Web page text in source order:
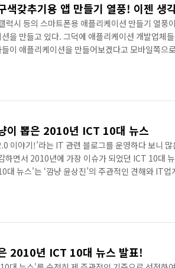
색갖추기용 앱 만들기 열풍! 이젠 생
럭시 등의 스마트폰용 애플리케이션 만들기 열풍
을 만들고 있다. 그덕에 애플리케이션 개발업체
이 애플리케이션을 만들어보겠다고 모바일쪽으
드는 것이 아니라 그냥 구색갖추기 위해서 앱을 만
기 바란다. 정말 한심해서 어이가 없는 실정이다
이 뽑은 2010년 ICT 10대 뉴스
이야기!’라는 IT 관련 블로그를 운영하다 보니
하면서 2010년에 가장 이슈가 되었던 ICT 10대
대 뉴스'는 ‘깜냥 윤상진’의 주관적인 견해와 IT
럭시S가 큰 인기를 얻으면서 스마트폰이 많은 사
폭발적으로 성장하고 있다. 2. 소셜미디어가 새로
2010년 ICT 10대 뉴스 발표!